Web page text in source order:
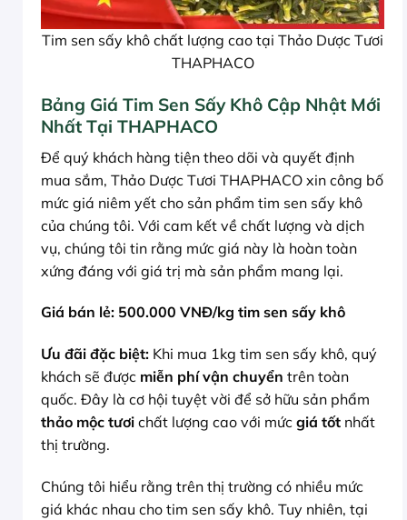
Tim sen sấy khô chất lượng cao tại Thảo Dược Tươi
THAPHACO
Bảng Giá Tim Sen Sấy Khô Cập Nhật Mới
Nhất Tại THAPHACO
Để quý khách hàng tiện theo dõi và quyết định
mua sắm, Thảo Dược Tươi THAPHACO xin công bố
mức giá niêm yết cho sản phẩm tim sen sấy khô
của chúng tôi. Với cam kết về chất lượng và dịch
vụ, chúng tôi tin rằng mức giá này là hoàn toàn
xứng đáng với giá trị mà sản phẩm mang lại.
Giá bán lẻ: 500.000 VNĐ/kg tim sen sấy khô
Ưu đãi đặc biệt: Khi mua 1kg tim sen sấy khô, quý
khách sẽ được miễn phí vận chuyển trên toàn
quốc. Đây là cơ hội tuyệt vời để sở hữu sản phẩm
thảo mộc tươi chất lượng cao với mức giá tốt nhất
thị trường.
Chúng tôi hiểu rằng trên thị trường có nhiều mức
giá khác nhau cho tim sen sấy khô. Tuy nhiên, tại